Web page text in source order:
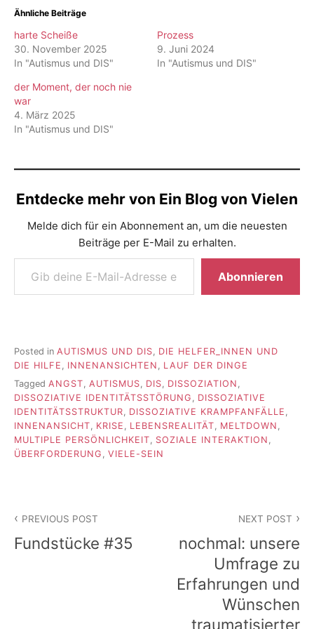
Ähnliche Beiträge
harte Scheiße
30. November 2025
In "Autismus und DIS"
Prozess
9. Juni 2024
In "Autismus und DIS"
der Moment, der noch nie
war
4. März 2025
In "Autismus und DIS"
Entdecke mehr von Ein Blog von Vielen
Melde dich für ein Abonnement an, um die neuesten
Beiträge per E-Mail zu erhalten.
Gib deine E-Mail-Adresse ein ...
Abonnieren
Posted in AUTISMUS UND DIS
DIE HELFER_INNEN UND
DIE HILFE
INNENANSICHTEN
LAUF DER DINGE
Tagged ANGST, AUTISMUS, DIS, DISSOZIATION ,
DISSOZIATIVE IDENTITÄTSSTÖRUNG , DISSOZIATIVE
IDENTITÄTSSTRUKTUR, DISSOZIATIVE KRAMPFANFÄLLE ,
INNENANSICHT, KRISE , LEBENSREALITÄT, MELTDOWN ,
MULTIPLE PERSÖNLICHKEIT, SOZIALE INTERAKTION ,
ÜBERFORDERUNG , VIELE-SEIN
PREVIOUS POST
Fundstücke #35
NEXT POST
nochmal: unsere
Umfrage zu
Erfahrungen und
Wünschen
traumatisierter